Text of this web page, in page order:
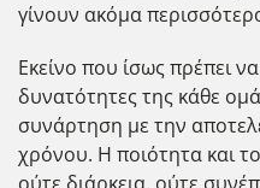
γίνουν ακόμα
Εκείνο που ίσως πρέπει
δυνατότητες της κάθε
συνάρτηση με την
χρόνου. Η ποιότητα και